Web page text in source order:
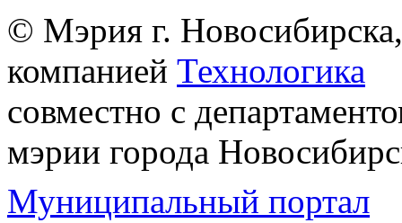
© Мэрия г.
компанией Технологика
совместно с
мэрии города
Муниципальный портал